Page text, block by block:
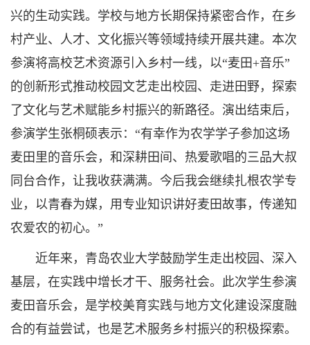
兴的生动实践。学校与地方长期保持紧密合作，在乡
村产业、人才、文化振兴等领域持续开展共建。本次
参演将高校艺术资源引入乡村一线，以“麦田+音乐”
的创新形式推动校园文艺走出校园、走进田野，探索
了文化与艺术赋能乡村振兴的新路径。演出结束后，
参演学生张桐硕表示：“有幸作为农学学子参加这场
麦田里的音乐会，和深耕田间、热爱歌唱的三品大叔
同台合作，让我收获满满。今后我会继续扎根农学专
业，以青春为媒，用专业知识讲好麦田故事，传递知
农爱农的初心。”
近年来，青岛农业大学鼓励学生走出校园、深入
基层，在实践中增长才干、服务社会。此次学生参演
麦田音乐会，是学校美育实践与地方文化建设深度融
合的有益尝试，也是艺术服务乡村振兴的积极探索。